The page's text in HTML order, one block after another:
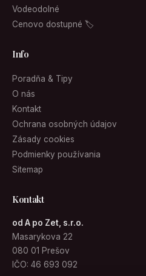
Vodeodolné
Cenovo dostupné 🏷
Info
Poradňa & Tipy
O nás
Kontakt
Ochrana osobných údajov
Zásady cookies
Podmienky používania
Sitemap
Kontakt
od A po Zet, s.r.o.
Masarykova 22
080 01 Prešov
IČO: 46 693 092